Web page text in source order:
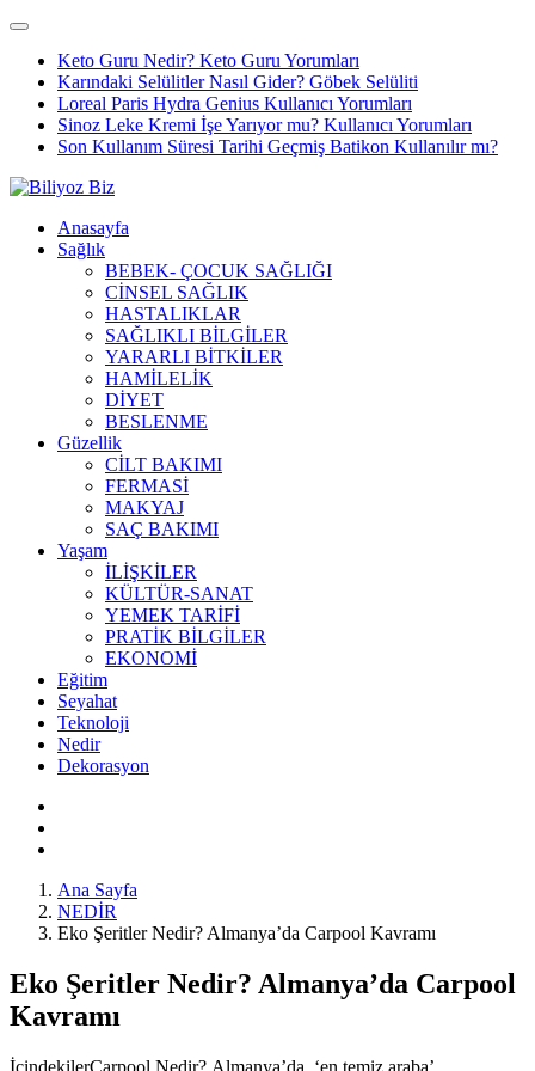
Keto Guru Nedir? Keto Guru Yorumları
Karındaki Selülitler Nasıl Gider? Göbek Selüliti
Loreal Paris Hydra Genius Kullanıcı Yorumları
Sinoz Leke Kremi İşe Yarıyor mu? Kullanıcı Yorumları
Son Kullanım Süresi Tarihi Geçmiş Batikon Kullanılır mı?
Anasayfa
Sağlık
BEBEK- ÇOCUK SAĞLIĞI
CİNSEL SAĞLIK
HASTALIKLAR
SAĞLIKLI BİLGİLER
YARARLI BİTKİLER
HAMİLELİK
DİYET
BESLENME
Güzellik
CİLT BAKIMI
FERMASİ
MAKYAJ
SAÇ BAKIMI
Yaşam
İLİŞKİLER
KÜLTÜR-SANAT
YEMEK TARİFİ
PRATİK BİLGİLER
EKONOMİ
Eğitim
Seyahat
Teknoloji
Nedir
Dekorasyon
Ana Sayfa
NEDİR
Eko Şeritler Nedir? Almanya’da Carpool Kavramı
Eko Şeritler Nedir? Almanya’da Carpool
Kavramı
İçindekilerCarpool Nedir? Almanya’da ‘en temiz araba’